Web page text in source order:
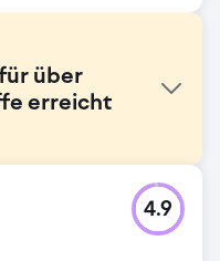
über
erreicht
in einem
erhöhen. Ihre
4.9